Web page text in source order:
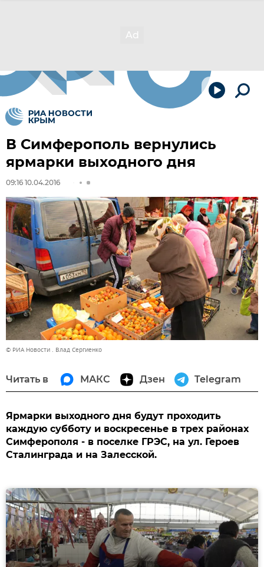
В Симферополь вернулись
ярмарки выходного дня
09:16 10.04.2016
© РИА Новости . Влад Сергиенко
Читать в МАКС Дзен Telegram
Ярмарки выходного дня будут проходить
каждую субботу и воскресенье в трех районах
Симферополя - в поселке ГРЭС, на ул. Героев
Сталинграда и на Залесской.